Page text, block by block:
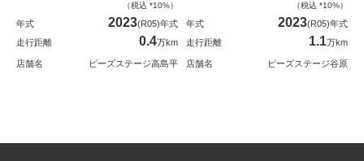
（税込 *10%）
年式 2023(R05)年式
走行距離
0.4万km
店舗名 ピーズステージ高島平
（税込 *10%）
年式 2023(R05)年式
走行距離
1.1万km
店舗名 ピーズステージ谷原